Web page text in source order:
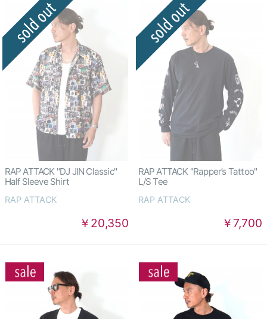
RAP ATTACK "DJ JIN Classic"
Half Sleeve Shirt
RAP ATTACK
￥20,350
RAP ATTACK "Rapper’s Tattoo"
L/S Tee
RAP ATTACK
￥7,700